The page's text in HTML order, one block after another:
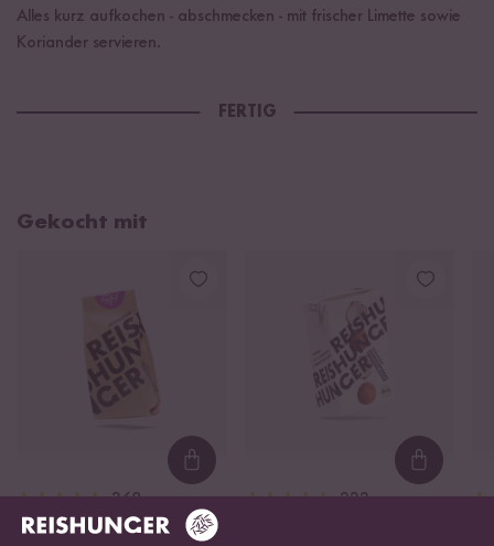
Alles kurz aufkochen - abschmecken - mit frischer Limette sowie
Koriander servieren.
FERTIG
Gekocht mit
Loading...
368
Jasmin Reis
222